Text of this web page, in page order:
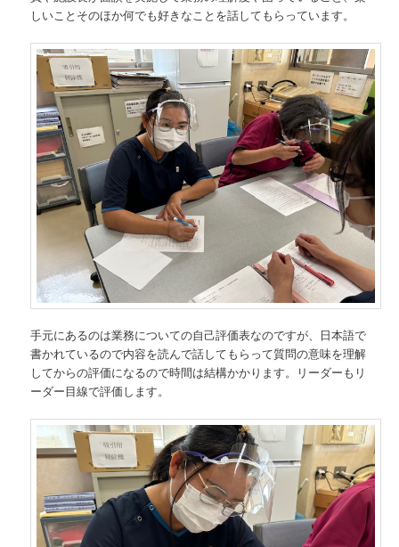
しいことそのほか何でも好きなことを話してもらっています。
手元にあるのは業務についての自己評価表なのですが、日本語で
書かれているので内容を読んで話してもらって質問の意味を理解
してからの評価になるので時間は結構かかります。リーダーもリ
ーダー目線で評価します。